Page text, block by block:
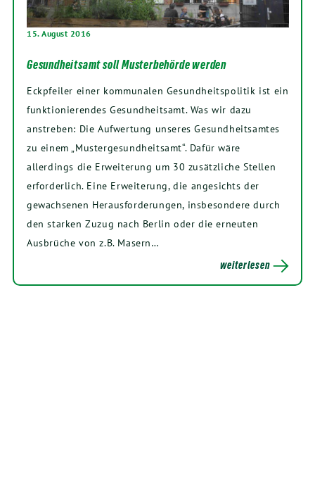
15. August 2016
Gesundheitsamt soll Musterbehörde werden
Eckpfeiler einer kommunalen Gesundheitspolitik ist ein
funktionierendes Gesundheitsamt. Was wir dazu
anstreben: Die Aufwertung unseres Gesundheitsamtes
zu einem „Mustergesundheitsamt“. Dafür wäre
allerdings die Erweiterung um 30 zusätzliche Stellen
erforderlich. Eine Erweiterung, die angesichts der
gewachsenen Herausforderungen, insbesondere durch
den starken Zuzug nach Berlin oder die erneuten
Ausbrüche von z.B. Masern…
weiterlesen